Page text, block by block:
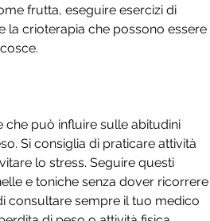
frutta, eseguire esercizi di
la crioterapia che possono essere
che può influire sulle abitudini
Si consiglia di praticare attività
lo stress. Seguire questi
e toniche senza dover ricorrere
consultare sempre il tuo medico